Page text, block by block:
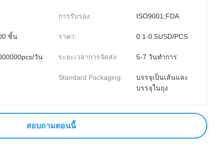
การรับรอง: ISO9001;FDA
ชิ้น ราคา: 0.1-0.5USD/PCS
วัน ระยะเวลาการจัดส่ง: 5-7 วันทำการ
Standard Packaging:
บรรจุเป็นเส้นและ
บรรจุในถุง
สอบถามตอนนี้